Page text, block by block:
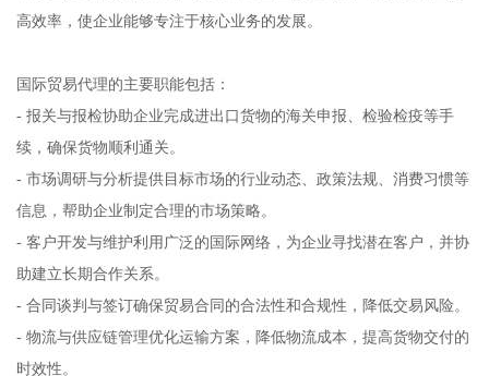
高效率，使企业能够专注于核心业务的发展。
国际贸易代理的主要职能包括：
- 报关与报检协助企业完成进出口货物的海关申报、检验检疫等手
续，确保货物顺利通关。
- 市场调研与分析提供目标市场的行业动态、政策法规、消费习惯等
信息，帮助企业制定合理的市场策略。
- 客户开发与维护利用广泛的国际网络，为企业寻找潜在客户，并协
助建立长期合作关系。
- 合同谈判与签订确保贸易合同的合法性和合规性，降低交易风险。
- 物流与供应链管理优化运输方案，降低物流成本，提高货物交付的
时效性。